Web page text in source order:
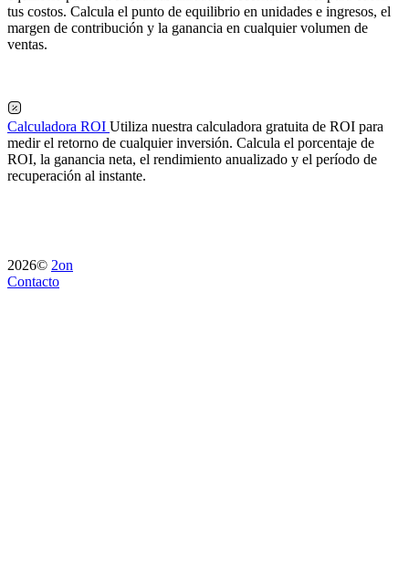
tus costos. Calcula el punto de equilibrio en unidades e ingresos, el
margen de contribución y la ganancia en cualquier volumen de
ventas.
Calculadora ROI Utiliza nuestra calculadora gratuita de ROI para
medir el retorno de cualquier inversión. Calcula el porcentaje de
ROI, la ganancia neta, el rendimiento anualizado y el período de
recuperación al instante.
2026© 2on
Contacto